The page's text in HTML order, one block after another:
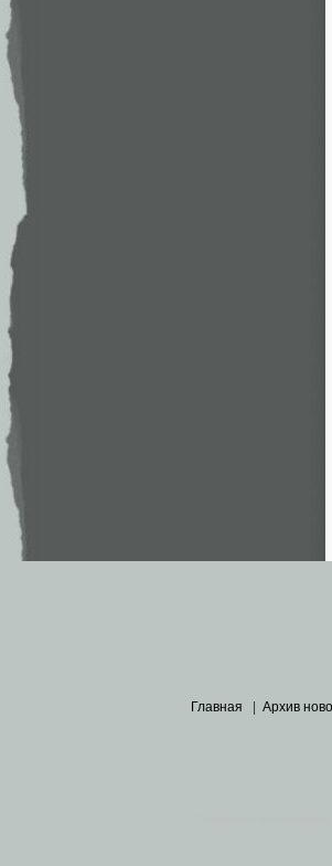
Главная Архив